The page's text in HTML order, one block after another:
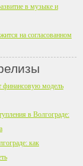
в музыке и
на согласованном
финансовую модель
в Волгограде:
как